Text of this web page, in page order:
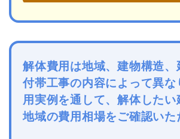
解体費用は地域、建物構造、
付帯工事の内容によって異な
用実例を通して、解体したい
地域の費用相場をご確認いた